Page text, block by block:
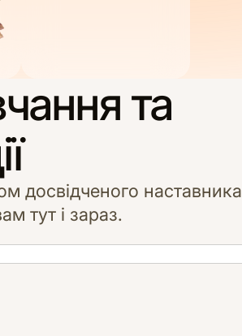
та
досвідченого
тут і зараз.